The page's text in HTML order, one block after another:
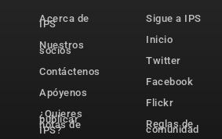
Acerca de
IPS
Nuestros
socios
Contáctenos
Apóyenos
¿Quieres
publicar
notas de
IPS?
Sigue a IPS
Inicio
Twitter
Facebook
Flickr
Reglas de
comunidad